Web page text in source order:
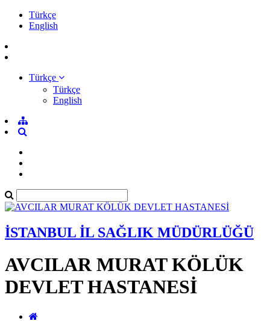
Türkçe
English
Türkçe
Türkçe
English
İSTANBUL İL SAĞLIK MÜDÜRLÜĞÜ
AVCILAR MURAT KÖLÜK
DEVLET HASTANESİ